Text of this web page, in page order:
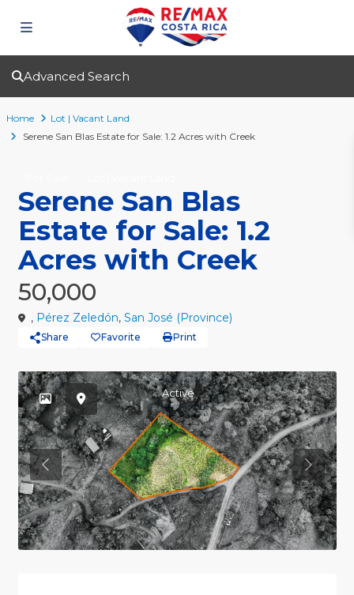
Advanced Search
Home
Lot | Vacant Land
Serene San Blas Estate for Sale: 1.2 Acres with Creek
Serene San Blas
Estate for Sale: 1.2
Acres with Creek
50,000
, Pérez Zeledón, San José (Province)
Share Favorite Print
Active
Previous